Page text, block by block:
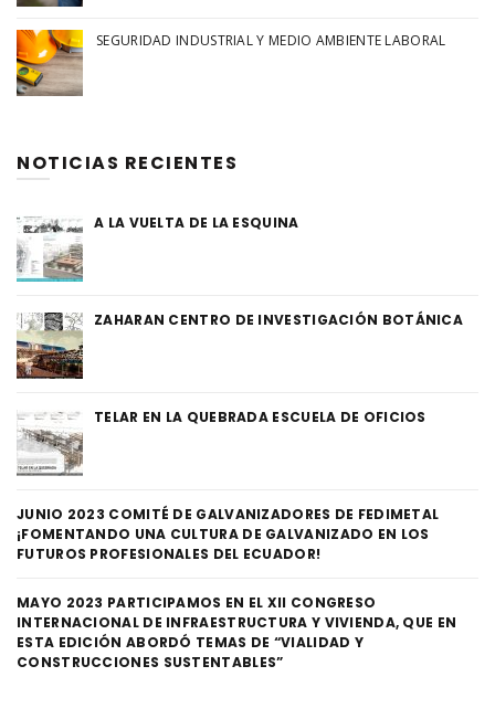
SEGURIDAD INDUSTRIAL Y MEDIO AMBIENTE LABORAL
NOTICIAS RECIENTES
A LA VUELTA DE LA ESQUINA
ZAHARAN CENTRO DE INVESTIGACIÓN BOTÁNICA
TELAR EN LA QUEBRADA ESCUELA DE OFICIOS
JUNIO 2023 COMITÉ DE GALVANIZADORES DE FEDIMETAL
¡FOMENTANDO UNA CULTURA DE GALVANIZADO EN LOS
FUTUROS PROFESIONALES DEL ECUADOR!
MAYO 2023 PARTICIPAMOS EN EL XII CONGRESO
INTERNACIONAL DE INFRAESTRUCTURA Y VIVIENDA, QUE EN
ESTA EDICIÓN ABORDÓ TEMAS DE “VIALIDAD Y
CONSTRUCCIONES SUSTENTABLES”